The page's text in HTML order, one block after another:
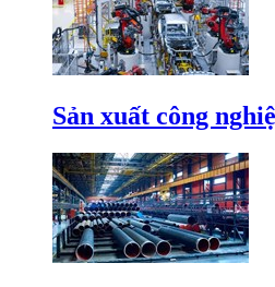
Sản xuất công